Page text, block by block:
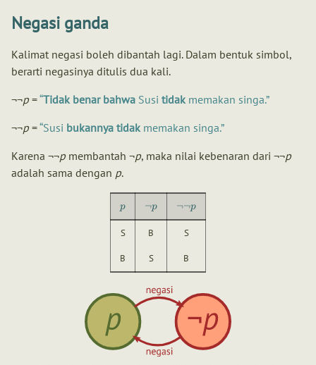
Negasi ganda
Kalimat negasi boleh dibantah lagi. Dalam bentuk simbol,
berarti negasinya ditulis dua kali.
¬¬p= Tidak benar bahwa Susi tidakmemakan singa.
¬¬p= Susi bukannya tidakmemakan singa.
Karena ¬¬pmembantah ¬p, maka nilai kebenaran dari ¬¬p
adalah sama dengan p.
p ¬p ¬¬p
S B S
B S B